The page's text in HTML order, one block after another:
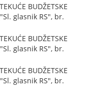
BUDŽETSKE
glasnik RS", br.
BUDŽETSKE
glasnik RS", br.
BUDŽETSKE
glasnik RS", br.